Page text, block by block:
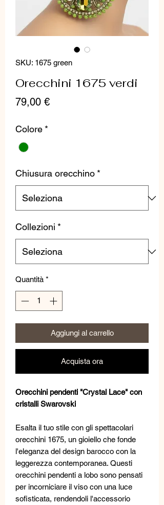
SKU: 1675 green
Orecchini 1675 verdi
79,00 €Prezzo
Colore *
Chiusura orecchino *
Collezioni *
Quantità *
Aggiungi al carrello
Acquista ora
Orecchini pendenti "Crystal Lace" con
cristalli Swarovski
Esalta il tuo stile con gli spettacolari
orecchini 1675, un gioiello che fonde
l'eleganza del design barocco con la
leggerezza contemporanea. Questi
orecchini pendenti a lobo sono pensati
per incorniciare il viso con una luce
sofisticata, rendendoli l'accessorio